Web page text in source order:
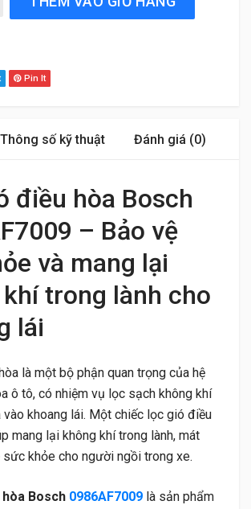
Pin It
Thông số kỹ thuật Đánh giá (0)
điều hòa Bosch
– Bảo vệ
và mang lại
trong lành cho
lái
là một bộ phận quan trọng của hệ
ô tô, có nhiệm vụ lọc sạch không khí
khoang lái. Một chiếc lọc gió điều
mang lại không khí trong lành, mát
sức khỏe cho người ngồi trong xe.
Bosch 0986AF7009 là sản phẩm